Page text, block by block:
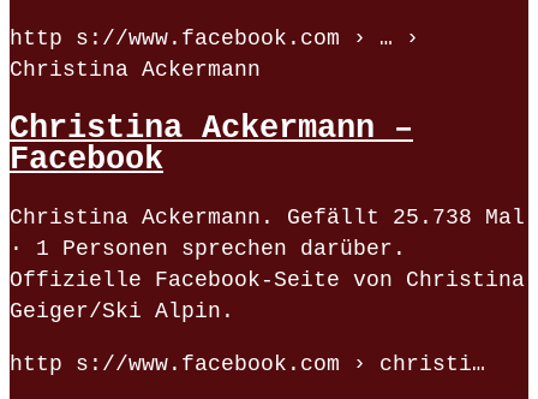
http s://www.facebook.com › … ›
Christina Ackermann
Christina Ackermann –
Facebook
Christina Ackermann. Gefällt 25.738 Mal
· 1 Personen sprechen darüber.
Offizielle Facebook-Seite von Christina
Geiger/Ski Alpin.
http s://www.facebook.com › christi…